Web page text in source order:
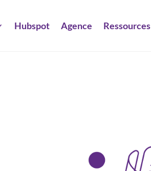
Hubspot Agence Ressources